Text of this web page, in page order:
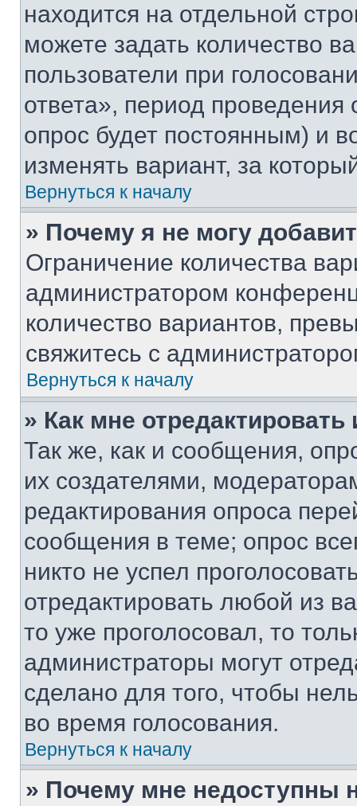
находится на отдельной
можете задать количество
пользователи при
ответа», период проведения
опрос будет постоянным) и
изменять вариант, за
Вернуться к началу
» Почему я не могу
Ограничение количества
администратором
количество вариантов,
свяжитесь с
Вернуться к началу
» Как мне
Так же, как и сообщения,
их создателями,
редактирования опроса
сообщения в теме; опрос
никто не успел
отредактировать любой из
то уже проголосовал, то
администраторы могут
сделано для того, чтобы
во время голосования.
Вернуться к началу
» Почему мне недоступны